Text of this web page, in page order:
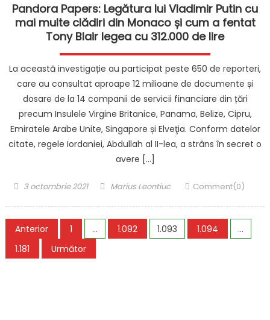
Pandora Papers: Legătura lui Vladimir Putin cu
mai multe clădiri din Monaco și cum a fentat
Tony Blair legea cu 312.000 de lire
La această investigație au participat peste 650 de reporteri,
care au consultat aproape 12 milioane de documente și
dosare de la 14 companii de servicii financiare din țări
precum Insulele Virgine Britanice, Panama, Belize, Cipru,
Emiratele Arabe Unite, Singapore și Elveţia. Conform datelor
citate, regele Iordaniei, Abdullah al II-lea, a strâns în secret o
avere […]
Posted
3 octombrie 2021 Author
Marius Leontiuc Comment(0)
Paginație
articole
Anterior 1 … 1.092 1.093 1.094
…
1.181
Următor